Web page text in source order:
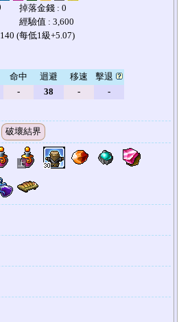
掉落金錢 : 0
經驗值 : 3,600
(每低1級+5.07)
命中 迴避 移速
擊退
- 38 - -
破壞結界
上